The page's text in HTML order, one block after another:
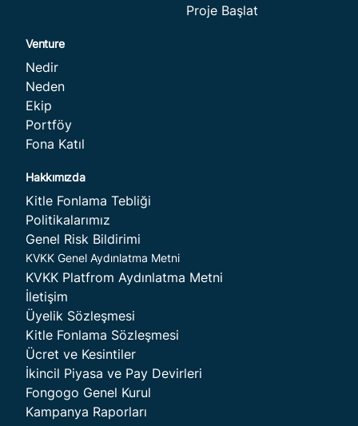
Startuplar
Proje Başlat
Venture
Nedir
Neden
Ekip
Portföy
Fona Katıl
Hakkımızda
Kitle Fonlama Tebliği
Politikalarımız
Genel Risk Bildirimi
KVKK Genel Aydınlatma Metni
KVKK Platfrom Aydınlatma Metni
İletişim
Üyelik Sözleşmesi
Kitle Fonlama Sözleşmesi
Ücret ve Kesintiler
İkincil Piyasa ve Pay Devirleri
Fongogo Genel Kurul
Kampanya Raporları